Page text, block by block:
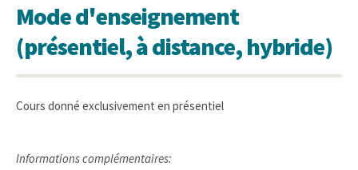
Mode d'enseignement
(présentiel, à distance, hybride)
Cours donné exclusivement en présentiel
Informations complémentaires: